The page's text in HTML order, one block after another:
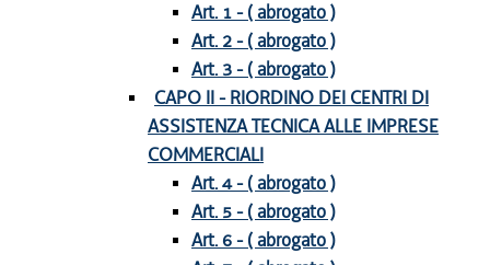
Art. 1 - ( abrogato )
Art. 2 - ( abrogato )
Art. 3 - ( abrogato )
CAPO II - RIORDINO DEI CENTRI DI
ASSISTENZA TECNICA ALLE IMPRESE
COMMERCIALI
Art. 4 - ( abrogato )
Art. 5 - ( abrogato )
Art. 6 - ( abrogato )